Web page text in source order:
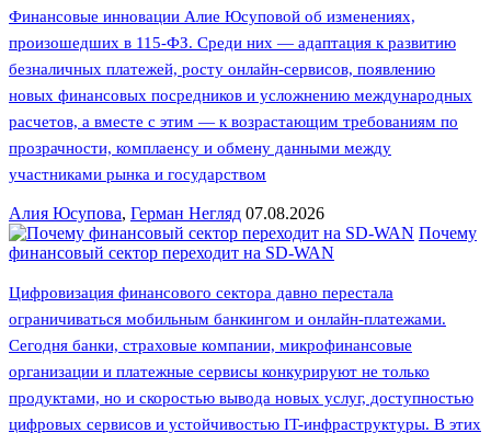
Финансовые инновации Алие Юсуповой об изменениях,
произошедших в 115-ФЗ. Среди них — адаптация к развитию
безналичных платежей, росту онлайн-сервисов, появлению
новых финансовых посредников и усложнению международных
расчетов, а вместе с этим — к возрастающим требованиям по
прозрачности, комплаенсу и обмену данными между
участниками рынка и государством
Алия Юсупова, Герман Негляд 07.08.2026
Почему
финансовый сектор переходит на SD-WAN
Цифровизация финансового сектора давно перестала
ограничиваться мобильным банкингом и онлайн-платежами.
Сегодня банки, страховые компании, микрофинансовые
организации и платежные сервисы конкурируют не только
продуктами, но и скоростью вывода новых услуг, доступностью
цифровых сервисов и устойчивостью IT-инфраструктуры. В этих